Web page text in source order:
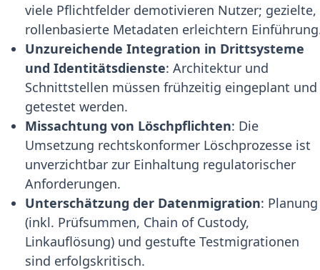
viele Pflichtfelder demotivieren Nutzer; gezielte,
rollenbasierte Metadaten erleichtern
Unzureichende Integration in Drittsysteme
und Identitätsdienste: Architektur und
Schnittstellen müssen frühzeitig eingeplant und
getestet werden.
Missachtung von Löschpflichten: Die
Umsetzung rechtskonformer Löschprozesse ist
unverzichtbar zur Einhaltung regulatorischer
Anforderungen.
Unterschätzung der Datenmigration: Planung
(inkl. Prüfsummen, Chain of Custody,
Linkauflösung) und gestufte Testmigrationen
sind erfolgskritisch.